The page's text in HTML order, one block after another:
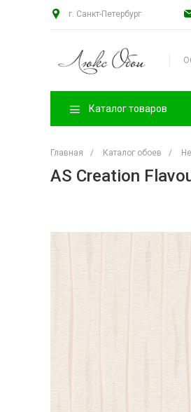
г. Санкт-Петербург
Каталог товаров
Главная / Каталог обоев /
AS Creation